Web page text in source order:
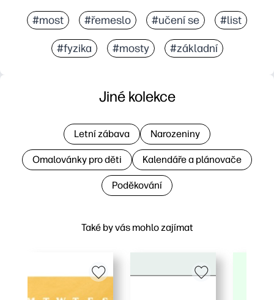
#most #řemeslo #učení se #list
#fyzika #mosty #základní
Také by vás mohlo zajímat
Jiné kolekce
Letní zábava Narozeniny
Omalovánky pro děti Kalendáře a plánovače
Poděkování